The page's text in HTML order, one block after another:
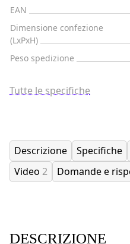
EAN
Dimensione confezione
(LxPxH)
Peso spedizione
Tutte le specifiche
Descrizione Specifiche
Video 2 Domande e
DESCRIZIONE